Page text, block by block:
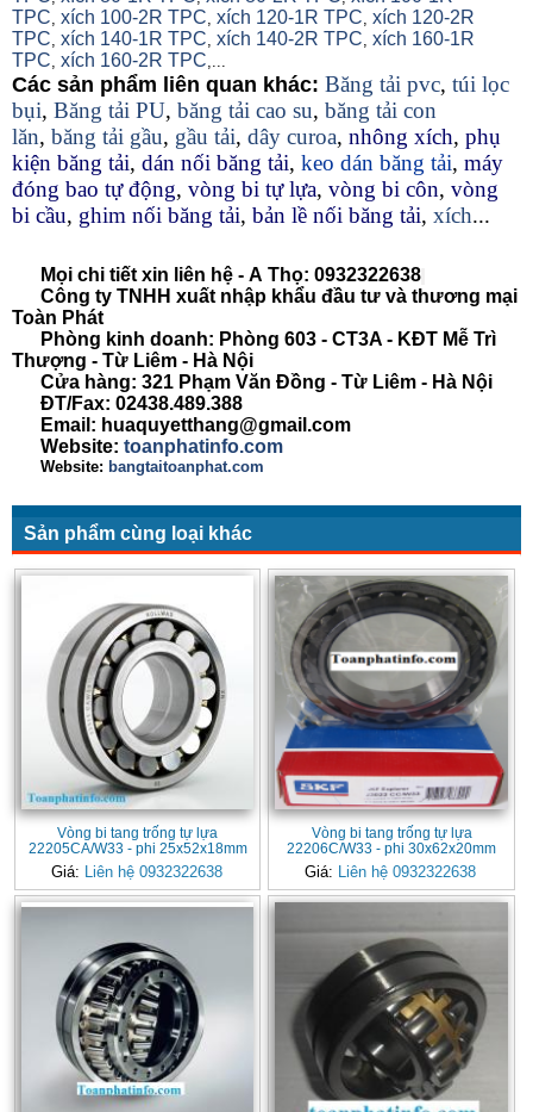
TPC, xích 100-2R TPC, xích 120-1R TPC, xích 120-2R
TPC, xích 140-1R TPC, xích 140-2R TPC, xích 160-1R
TPC, xích 160-2R TPC,...
Các sản phẩm liên quan khác: Băng tải pvc, túi lọc
bụi, Băng tải PU, băng tải cao su, băng tải con
lăn, băng tải gầu, gầu tải, dây curoa, nhông xích, phụ
kiện băng tải, dán nối băng tải, keo dán băng tải, máy
đóng bao tự động, vòng bi tự lựa, vòng bi côn, vòng
bi cầu, ghim nối băng tải, bản lề nối băng tải, xích...
Mọi chi tiết xin liên hệ - A Thọ: 0932322638
Công ty TNHH xuất nhập khẩu đầu tư và thương mại
Toàn Phát
Phòng kinh doanh: Phòng 603 - CT3A - KĐT Mễ Trì
Thượng - Từ Liêm - Hà Nội
Cửa hàng: 321 Phạm Văn Đồng - Từ Liêm - Hà Nội
ĐT/Fax: 02438.489.388
Email: huaquyetthang@gmail.com
Website: toanphatinfo.com
Website: bangtaitoanphat.com
Sản phẩm cùng loại khác
Vòng bi tang trống tự lựa
22205CA/W33 - phi 25x52x18mm
Giá: Liên hệ 0932322638
Vòng bi tang trống tự lựa
22206C/W33 - phi 30x62x20mm
Giá: Liên hệ 0932322638